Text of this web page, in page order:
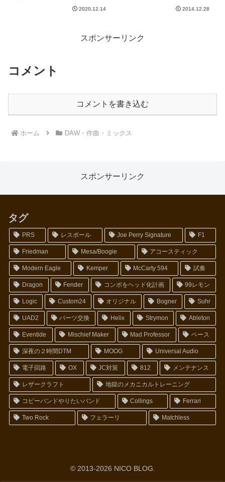
環境が劇的に改善したことです。
になりました。しかし、一方で
2020.12.14
セット保存などの便利デジタル機
2014.12.28
スポンサーリンク
コメント
コメントを書き込む
ホーム DAW・作曲・ミックス
スポンサーリンク
タグ
PRS レスポール Joe Perry Signature F1
Friedman Mesa/Boogie アコースティック
Modern Eagle Kemper McCarty 594 試奏
Dragon Fender コンボをヘッド化計画 99レモン
Logic Custom24 オリジナル Bogner Suhr
UAD2 パーツ交換 Helix Strymon Ableton
Eventide Mischief Maker Mad Professor ベース
深夜の２時間DTM MOOG Universal Audio
電子回路 OX JC対策 812 メンテナンス
レザークラフト 地獄のメカニカルトレーニング
コピーバンドやりたいバンド Collings Ferrari
Two Rock フェラーリ Matchless
© 2013-2026 NICO BLOG.